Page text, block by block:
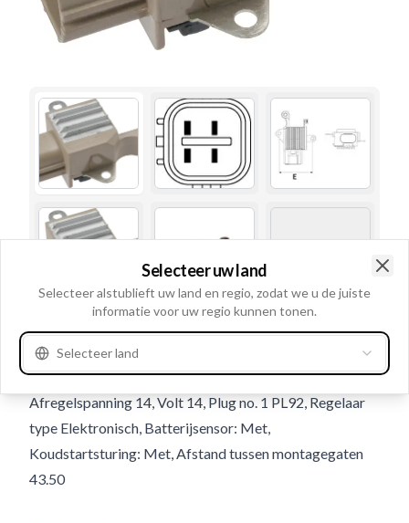
Gebruiksnummer236329
Details en beschrijving
Afregelspanning 14, Volt 14, Plug no. 1 PL92, Regelaar
type Elektronisch, Batterijsensor: Met,
Koudstartsturing: Met, Afstand tussen montagegaten
43.50
Selecteer uw land
Selecteer alstublieft uw land en regio, zodat we u de juiste
informatie voor uw regio kunnen tonen.
Selecteer land